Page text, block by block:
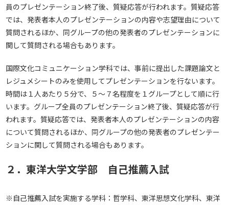
員のプレゼンテーション終了後、質疑応答が行われます。質疑応答
では、発表者本人のプレゼンテーションの内容や志望理由について
質問されるほか、同グループの他の発表者のプレゼンテーションに
関して質問される場合もあります。
国際文化コミュニケーション学科では、事前に提出した課題論文と
レジュメシートのみを使用してプレゼンテーションを行ないます。
時間は１人あたり５分で、５～７名程度を１グループとして順に行
います。グループ全員のプレゼンテーション終了後、質疑応答が行
われます。質疑応答では、発表者本人のプレゼンテーションの内容
について質問されるほか、同グループの他の発表者のプレゼンテー
ションに関して質問される場合もあります。
２．東洋大学文学部 自己推薦入試
※自己推薦入試を実施する学科：哲学科、東洋思想文化学科、東洋